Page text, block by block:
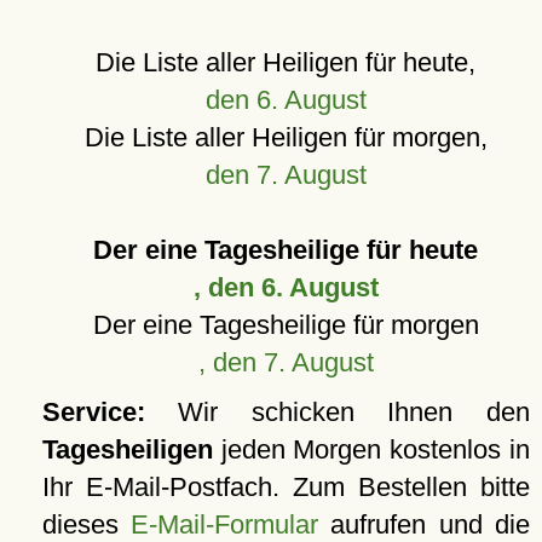
Die Liste aller Heiligen für heute,
den 6. August
Die Liste aller Heiligen für morgen,
den 7. August
Der eine Tagesheilige für heute
, den 6. August
Der eine Tagesheilige für morgen
, den 7. August
Service: Wir schicken Ihnen den
Tagesheiligen jeden Morgen kostenlos in
Ihr E-Mail-Postfach. Zum Bestellen bitte
dieses E-Mail-Formular aufrufen und die